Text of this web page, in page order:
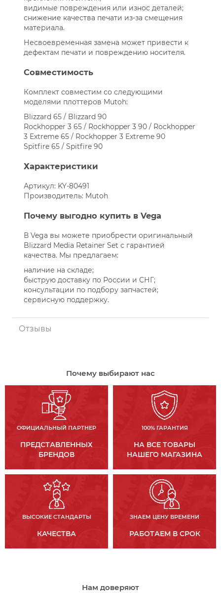
видимые повреждения или износ деталей;
снижение качества печати из-за смещения
материала.
Несвоевременная замена может привести к
дефектам печати и повреждению носителя.
Совместимость
Комплект совместим со следующими
моделями плоттеров Mutoh:
Blizzard 65 / Blizzard 90
Rockhopper 3 65 / Rockhopper 3 90 / Rockhopper
3 Extreme 65 / Rockhopper 3 Extreme 90
Spitfire 65 / Spitfire 90
Характеристики
Артикул: KY-80491
Производитель: Mutoh
Почему выгодно купить в Vega
В Vega вы можете приобрести оригинальный
Blizzard Media Retainer Set с гарантией
качества. Мы предлагаем:
наличие на складе;
быструю доставку по России и СНГ;
консультации по подбору запчастей;
сервисную поддержку.
Отзывы
Почему выбирают нас
ОФИЦИАЛЬНЫЙ ПАРТНЕР
ПРЕДСТАВЛЕННЫХ
БРЕНДОВ
100% ГАРАНТИЯ
НА ВСЕ ТОВАРЫ
НАШЕГО МАГАЗИНА
ВЫСОКИЕ СТАНДАРТЫ
КАЧЕСТВА
ЗНАЕМ ЦЕНУ ВРЕМЕНИ
РАБОТАЕМ В СРОК
Нам доверяют